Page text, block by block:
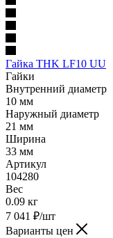
Гайка THK LF10 UU
Гайки
Внутренний диаметр
10 мм
Наружный диаметр
21 мм
Ширина
33 мм
Артикул
104280
Вес
0.09 кг
7 041 ₽/шт
Варианты цен